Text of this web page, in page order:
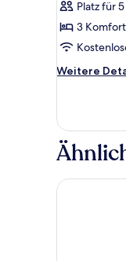
Platz für
3
Weitere
Weitere
Bergblick
Hostal Casa